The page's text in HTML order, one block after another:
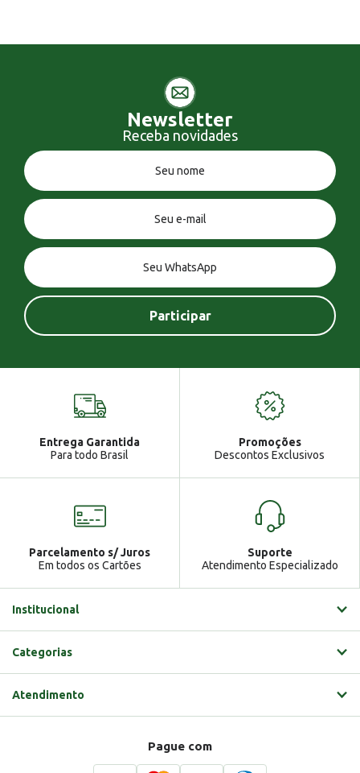
Newsletter
Receba novidades
Entrega Garantida
Para todo Brasil
Promoções
Descontos Exclusivos
Parcelamento s/ Juros
Em todos os Cartões
Suporte
Atendimento Especializado
Institucional
Categorias
Atendimento
Pague com
Você tem uma mensagem!
Ga Atendimento
Gabrielle